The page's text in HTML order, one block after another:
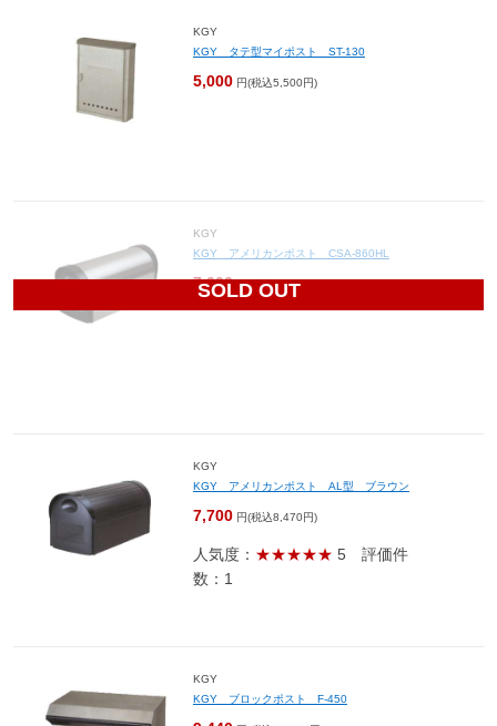
KGY
KGY タテ型マイポスト ST-130
5,000 円(税込5,500円)
SOLD OUT
KGY
KGY アメリカンポスト CSA-860HL
7,000 円(税込7,700円)
KGY
KGY アメリカンポスト AL型 ブラウン
7,700 円(税込8,470円)
人気度： ★★★★★ 5 評価件
数：1
KGY
KGY ブロックポスト F-450